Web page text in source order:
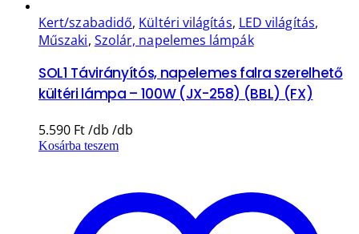
Kert/szabadidő, Kültéri világítás, LED világítás,
Műszaki, Szolár, napelemes lámpák
SOL1 Távirányítós, napelemes falra szerelhető
kültéri lámpa – 100W (JX-258) (BBL) (FX)
5.590 Ft
Kosárba teszem